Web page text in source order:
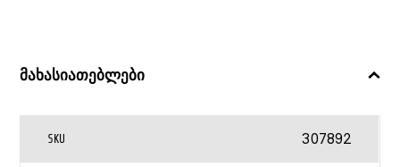
მახასიათებლები
SKU 307892